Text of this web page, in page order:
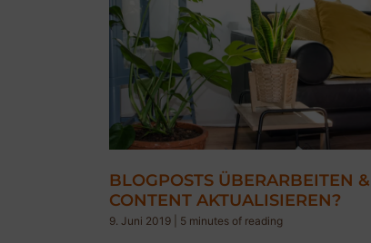
BLOGPOSTS ÜBERARBEITEN &
CONTENT AKTUALISIEREN?
9. Juni 2019 5 minutes of reading